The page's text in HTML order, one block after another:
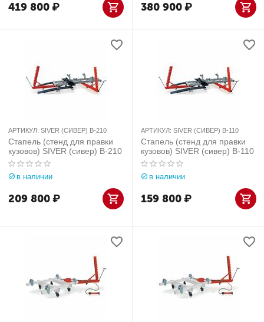
419 800₽ 380 900₽
АРТИКУЛ: SIVER (СИВЕР) B-210
Стапель (стенд для правки
кузовов) SIVER (сивер) B-210
в наличии
209 800₽
АРТИКУЛ: SIVER (СИВЕР) B-110
Стапель (стенд для правки
кузовов) SIVER (сивер) B-110
в наличии
159 800₽